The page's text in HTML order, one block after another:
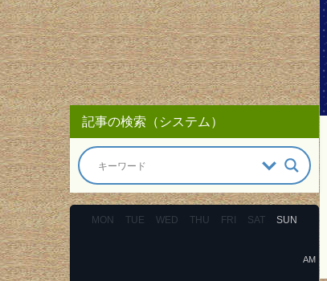
記事の検索（システム）
MON TUE WED THU FRI SAT SUN
AM